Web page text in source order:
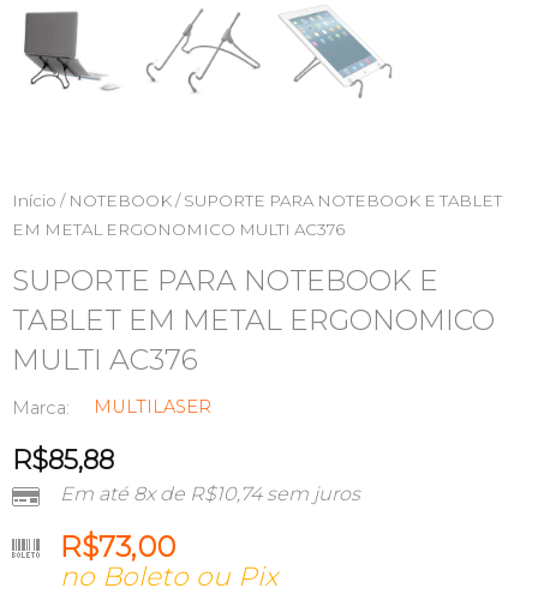
Início / NOTEBOOK/ SUPORTE PARA NOTEBOOK E TABLET
EM METAL ERGONOMICO MULTI AC376
SUPORTE PARA NOTEBOOK E
TABLET EM METAL ERGONOMICO
MULTI AC376
Marca: MULTILASER
R$85,88
Em até 8x de R$10,74sem juros
R$73,00
no Boleto ou Pix